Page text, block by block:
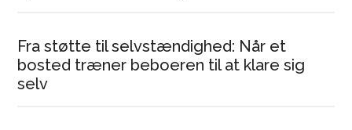
Fra støtte til selvstændighed: Når et
bosted træner beboeren til at klare sig
selv